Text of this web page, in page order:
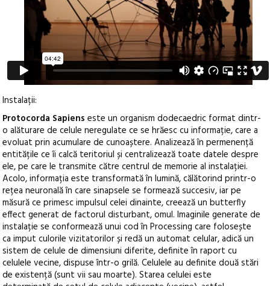
Instalații:
Protocorda Sapiens este un organism dodecaedric format dintr-
o alăturare de celule neregulate ce se hrăesc cu informație, care a
evoluat prin acumulare de cunoaștere. Analizează în permenență
entitățile ce îi calcă teritoriul și centralizează toate datele despre
ele, pe care le transmite către centrul de memorie al instalației.
Acolo, informația este transformată în lumină, călătorind printr-o
rețea neuronală în care sinapsele se formează succesiv, iar pe
măsură ce primesc impulsul celei dinainte, creează un butterfly
effect generat de factorul disturbant, omul. Imaginile generate de
instalație se conformează unui cod în Processing care folosește
ca imput culorile vizitatorilor și redă un automat celular, adică un
sistem de celule de dimensiuni diferite, definite în raport cu
celulele vecine, dispuse într-o grilă. Celulele au definite două stări
de existență (sunt vii sau moarte). Starea celulei este